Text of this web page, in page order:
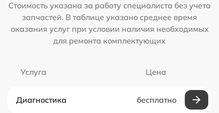
Стоимость указана за работу специалиста без учета
запчастей. В таблице указано среднее время
оказания услуг при условии наличия необходимых
для ремонта комплектующих
Услуга Цена
Диагностика бесплатно